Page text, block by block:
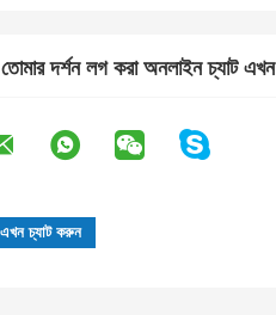
তোমার দর্শন লগ করা অনলাইন চ্যাট এখন